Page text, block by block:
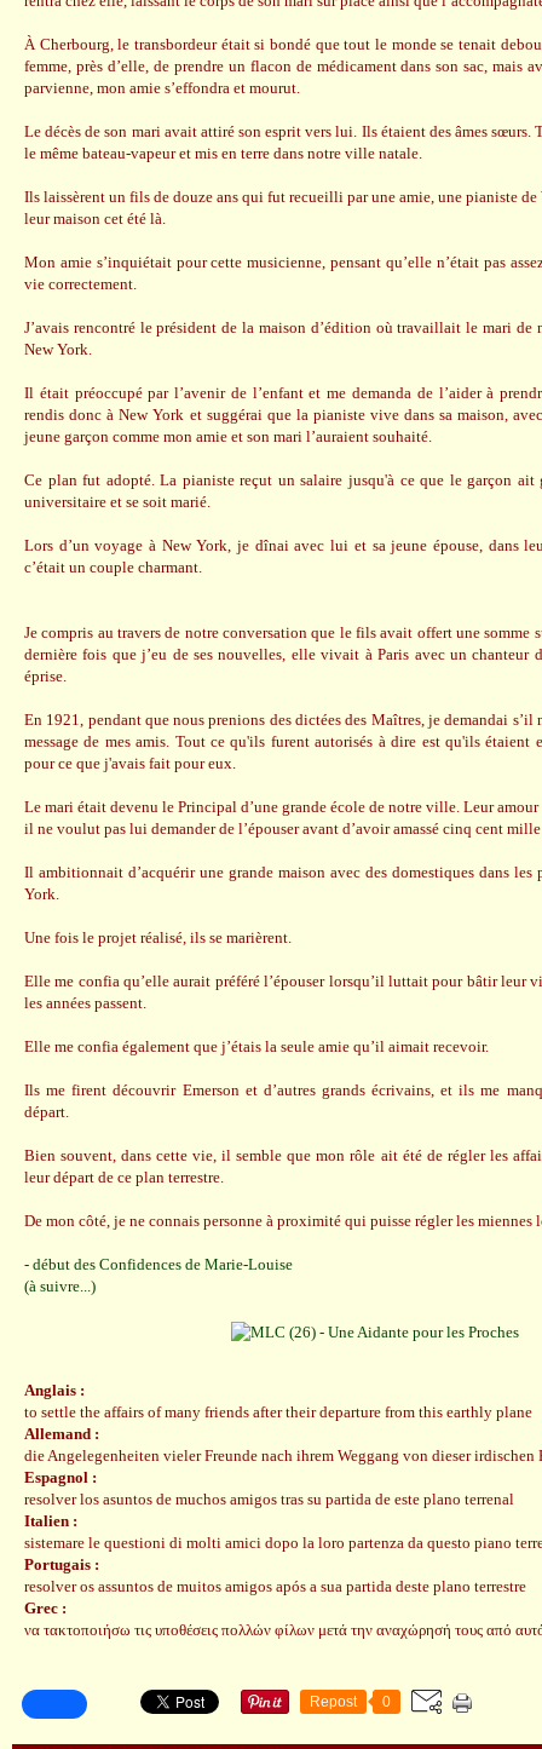
À Cherbourg, le transbordeur était si bondé que tout le monde se tenait
femme, près d’elle, de prendre un flacon de médicament dans son sac, mais
parvienne, mon amie s’effondra et mourut.
Le décès de son mari avait attiré son esprit vers lui. Ils étaient des âmes sœurs.
le même bateau-vapeur et mis en terre dans notre ville natale.
Ils laissèrent un fils de douze ans qui fut recueilli par une amie, une pianiste
leur maison cet été là.
Mon amie s’inquiétait pour cette musicienne, pensant qu’elle n’était pas
vie correctement.
J’avais rencontré le président de la maison d’édition où travaillait le mari de
New York.
Il était préoccupé par l’avenir de l’enfant et me demanda de l’aider à
rendis donc à New York et suggérai que la pianiste vive dans sa maison,
jeune garçon comme mon amie et son mari l’auraient souhaité.
Ce plan fut adopté. La pianiste reçut un salaire jusqu'à ce que le garçon
universitaire et se soit marié.
Lors d’un voyage à New York, je dînai avec lui et sa jeune épouse, dans
c’était un couple charmant.
Je compris au travers de notre conversation que le fils avait offert une somme
dernière fois que j’eu de ses nouvelles, elle vivait à Paris avec un chanteur
éprise.
En 1921, pendant que nous prenions des dictées des Maîtres, je demandai s’il
message de mes amis. Tout ce qu'ils furent autorisés à dire est qu'ils étaient
pour ce que j'avais fait pour eux.
Le mari était devenu le Principal d’une grande école de notre ville. Leur amour
il ne voulut pas lui demander de l’épouser avant d’avoir amassé cinq cent
Il ambitionnait d’acquérir une grande maison avec des domestiques dans les
York.
Une fois le projet réalisé, ils se marièrent.
Elle me confia qu’elle aurait préféré l’épouser lorsqu’il luttait pour bâtir leur
les années passent.
Elle me confia également que j’étais la seule amie qu’il aimait recevoir.
Ils me firent découvrir Emerson et d’autres grands écrivains, et ils me
départ.
Bien souvent, dans cette vie, il semble que mon rôle ait été de régler les
leur départ de ce plan terrestre.
De mon côté, je ne connais personne à proximité qui puisse régler les miennes
- début des Confidences de Marie-Louise
(à suivre...)
Anglais :
to settle the affairs of many friends after their departure from this earthly plane
Allemand :
die Angelegenheiten vieler Freunde nach ihrem Weggang von dieser irdischen
Espagnol :
resolver los asuntos de muchos amigos tras su partida de este plano terrenal
Italien :
sistemare le questioni di molti amici dopo la loro partenza da questo piano
Portugais :
resolver os assuntos de muitos amigos após a sua partida deste plano terrestre
Grec :
να τακτοποιήσω τις υποθέσεις πολλών φίλων μετά την αναχώρησή τους από
Repost 0